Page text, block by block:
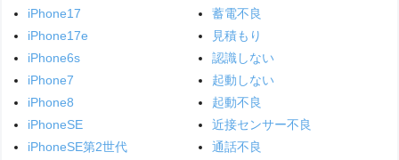
iPhone17
iPhone17e
iPhone6s
iPhone7
iPhone8
iPhoneSE
iPhoneSE第2世代
蓄電不良
見積もり
認識しない
起動しない
起動不良
近接センサー不良
通話不良